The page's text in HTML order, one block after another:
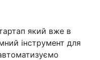
який вже в
інструмент для